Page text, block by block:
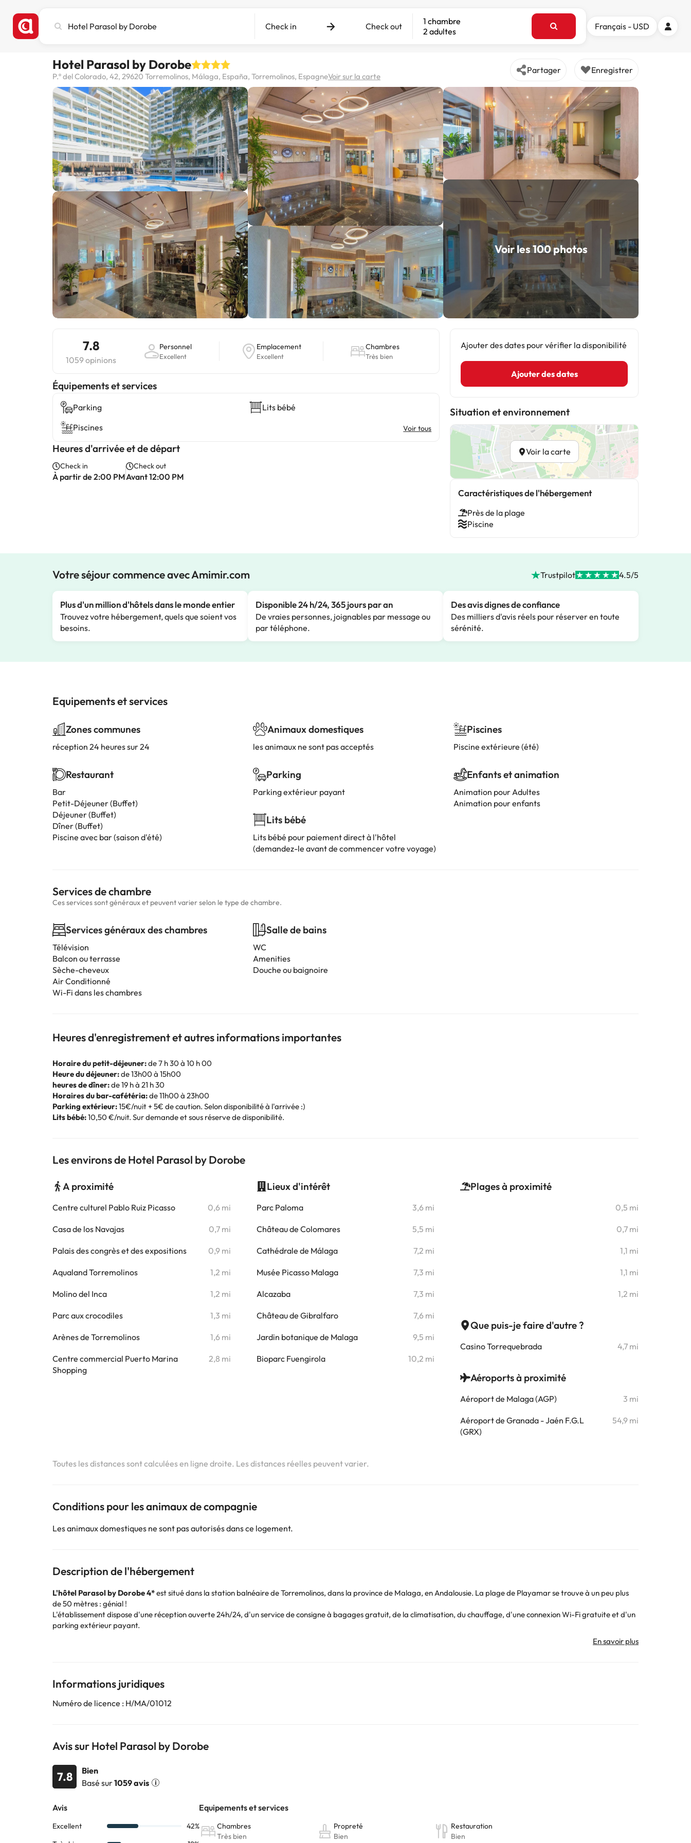
une
hôtel
ou
une
destination
Check in Check out
1 chambre
2 adultes
Français - USD
Hotel Parasol by Dorobe
P.º del Colorado, 42, 29620 Torremolinos, Málaga, España, Torremolinos, EspagneVoir sur la carte
Partager Enregistrer
Voir les 100 photos
7.8
1059 opinions
Personnel
Excellent
Emplacement
Excellent
Chambres
Très bien
​Équipements et services
Parking
Lits bébé
Piscines
Voir tous
Heures d'arrivée et de départ
Check in
À partir de 2:00 PM
Check out
Avant 12:00 PM
Ajouter des dates pour vérifier la disponibilité
Ajouter des dates
Situation et environnement
Voir la carte
Caractéristiques de l'hébergement
Près de la plage
Piscine
Votre séjour commence avec Amimir.com Trustpilot 4.5/5
Plus d'un million d'hôtels dans le monde entier
Trouvez votre hébergement, quels que soient vos
besoins.
Disponible 24 h/24, 365 jours par an
De vraies personnes, joignables par message ou
par téléphone.
Des avis dignes de confiance
Des milliers d'avis réels pour réserver en toute
sérénité.
Equipements et services
Zones communes
réception 24 heures sur 24
Restaurant
Bar
Petit-Déjeuner (Buffet)
Déjeuner (Buffet)
Dîner (Buffet)
Piscine avec bar (saison d'été)
Animaux domestiques
les animaux ne sont pas acceptés
Parking
Parking extérieur payant
Lits bébé
Lits bébé pour paiement direct à l'hôtel
(demandez-le avant de commencer votre voyage)
Piscines
Piscine extérieure (été)
Enfants et animation
Animation pour Adultes
Animation pour enfants
Services de chambre
Ces services sont généraux et peuvent varier selon le type de chambre.
Services généraux des chambres
Télévision
Balcon ou terrasse
Sèche-cheveux
Air Conditionné
Wi-Fi dans les chambres
Salle de bains
WC
Amenities
Douche ou baignoire
Heures d'enregistrement et autres informations importantes
Horaire du petit-déjeuner:de 7 h 30 à 10 h 00
Heure du déjeuner:de 13h00 à 15h00
heures de dîner:de 19 h à 21 h 30
Horaires du bar-cafétéria:de 11h00 à 23h00
Parking extérieur:15€/nuit + 5€ de caution. Selon disponibilité à l'arrivée :)
Lits bébé:10,50 €/nuit. Sur demande et sous réserve de disponibilité.
Les environs de Hotel Parasol by Dorobe
A proximité
Centre culturel Pablo Ruiz Picasso 0,6 mi
Casa de los Navajas 0,7 mi
Palais des congrès et des expositions 0,9 mi
Aqualand Torremolinos 1,2 mi
Molino del Inca 1,2 mi
Parc aux crocodiles 1,3 mi
Arènes de Torremolinos 1,6 mi
Centre commercial Puerto Marina
Shopping
2,8 mi
Lieux d'intérêt
Parc Paloma 3,6 mi
Château de Colomares 5,5 mi
Cathédrale de Málaga 7,2 mi
Musée Picasso Malaga 7,3 mi
Alcazaba 7,3 mi
Château de Gibralfaro 7,6 mi
Jardin botanique de Malaga 9,5 mi
Bioparc Fuengirola 10,2 mi
Plages à proximité
0,5 mi
0,7 mi
1,1 mi
1,1 mi
1,2 mi
Que puis-je faire d'autre ?
Casino Torrequebrada 4,7 mi
Aéroports à proximité
Aéroport de Malaga (AGP) 3 mi
Aéroport de Granada - Jaén F.G.L
(GRX)
54,9 mi
Toutes les distances sont calculées en ligne droite. Les distances réelles peuvent varier.
Conditions pour les animaux de compagnie
Les animaux domestiques ne sont pas autorisés dans ce logement.
Description de l'hébergement
L'hôtel Parasol by Dorobe 4*est situé dans la station balnéaire de Torremolinos, dans la province de Malaga, en Andalousie. La plage de Playamar se trouve à un peu plus
de 50 mètres : génial !
L'établissement dispose d'une réception ouverte 24h/24, d'un service de consigne à bagages gratuit, de la climatisation, du chauffage, d'une connexion Wi-Fi gratuite et d'un
parking extérieur payant.
Les chambres sont équipées de la climatisation, du chauffage, d'une connexion Wi-Fi gratuite, d'une télévision, d'un téléphone, d'un bureau, d'un coffre-fort (payant) et
Nous vous recommandons d’en profiter pour déguster du poisson frit ;)
Réservez dès maintenant àl’Hôtel Parasol by Dorobe 4*
Informations juridiques
Numéro de licence : H/MA/01012
Avis sur Hotel Parasol by Dorobe
7.8
Bien
Basé sur1059 avis